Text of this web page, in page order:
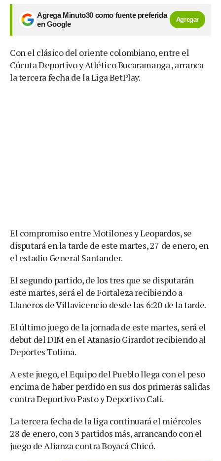
Agrega Minuto30 como fuente preferida
en Google
Agregar
Con el clásico del oriente colombiano, entre el
Cúcuta Deportivo y Atlético Bucaramanga , arranca
la tercera fecha de la Liga BetPlay.
El compromiso entre Motilones y Leopardos, se
disputará en la tarde de este martes, 27 de enero, en
el estadio General Santander.
El segundo partido, de los tres que se disputarán
este martes, será el de Fortaleza recibiendo a
Llaneros de Villavicencio desde las 6:20 de la tarde.
El último juego de la jornada de este martes, será el
debut del DIM en el Atanasio Girardot recibiendo al
Deportes Tolima.
A este juego, el Equipo del Pueblo llega con el peso
encima de haber perdido en sus dos primeras salidas
contra Deportivo Pasto y Deportivo Cali.
La tercera fecha de la liga continuará el miércoles
28 de enero, con 3 partidos más, arrancando con el
juego de Alianza contra Boyacá Chicó.